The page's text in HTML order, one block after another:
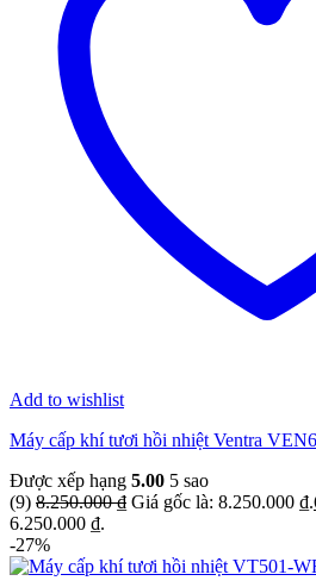
Add to wishlist
Máy cấp khí tươi hồi nhiệt Ventra
Được xếp hạng 5.00 5 sao
(9) 8.250.000₫ Giá gốc là: 8.250.000 ₫.
6.250.000 ₫.
-27%